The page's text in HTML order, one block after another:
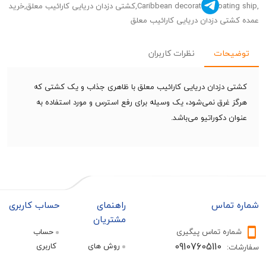
,Caribbean decorative floating ship,کشتی دزدان دریایی کارائیب معلق,خرید
دزدان دریایی کارائیب معلق
نظرات کاربران
دزدان دریایی کارائیب معلق با ظاهری جذاب و یک کشتی که
نمی‌شود، یک وسیله برای رفع استرس و مورد استفاده به
دکوراتیو می‌باشد.
تماس پیگیری
09107605110
روش های
حساب کاربری
کاربری